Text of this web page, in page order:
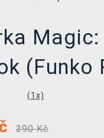
(Funko
(1 x)
390 Kč